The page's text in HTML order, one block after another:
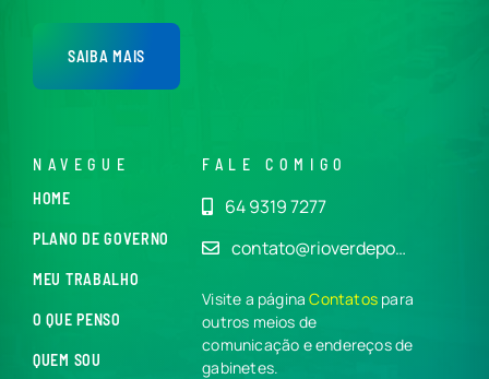
SAIBA MAIS
NAVEGUE
HOME
PLANO DE GOVERNO
MEU TRABALHO
O QUE PENSO
QUEM SOU
FALE COMIGO
64 9319 7277
contato@rioverdepo…
Visite a páginaContatos para
outros meios de
comunicação e endereços de
gabinetes.